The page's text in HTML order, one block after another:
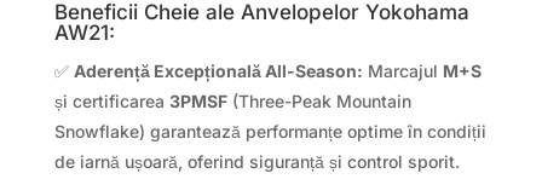
Beneficii Cheie ale Anvelopelor Yokohama
AW21:
✅ Aderență Excepțională All-Season: Marcajul M+S
și certificarea 3PMSF(Three-Peak Mountain
Snowflake) garantează performanțe optime în condiții
de iarnă ușoară, oferind siguranță și control sporit.